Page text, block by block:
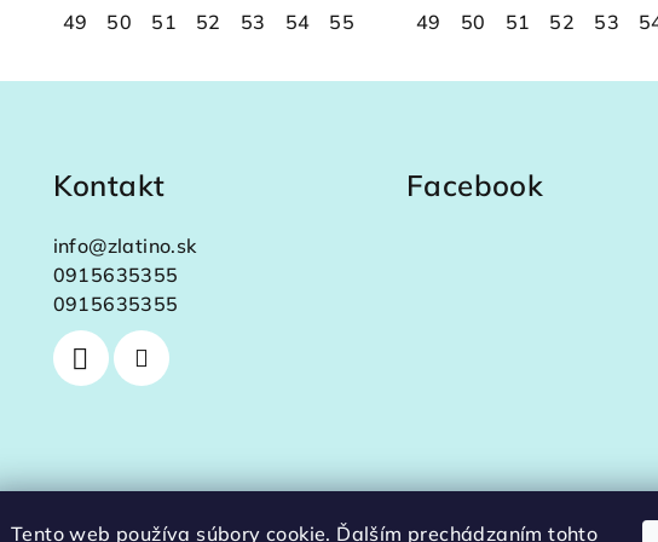
Tento web používa súbory cookie. Ďalším prechádzaním tohto
57 58 59 60 61 62 63 65 66 67 68
49 50 51 52 53 54 55 57 58 59 60 61
49 50 51 52 53
Kontakt
info@zlatino.sk
0915635355
0915635355
Facebook